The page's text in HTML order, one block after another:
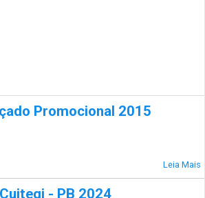
Promocional 2015
Leia Mais
- PB 2024